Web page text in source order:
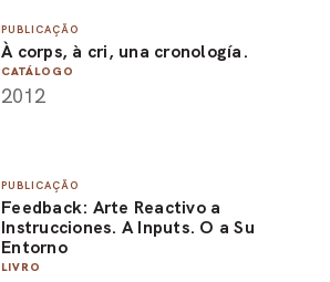
PUBLICAÇÃO
À corps, à cri, una cronología.
CATÁLOGO
2012
PUBLICAÇÃO
Feedback: Arte Reactivo a
Instrucciones. A Inputs. O a Su
Entorno
LIVRO